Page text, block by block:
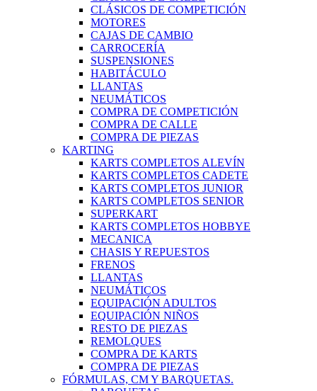
CLÁSICOS DE COMPETICIÓN
MOTORES
CAJAS DE CAMBIO
CARROCERÍA
SUSPENSIONES
HABITÁCULO
LLANTAS
NEUMÁTICOS
COMPRA DE COMPETICIÓN
COMPRA DE CALLE
COMPRA DE PIEZAS
KARTING
KARTS COMPLETOS ALEVÍN
KARTS COMPLETOS CADETE
KARTS COMPLETOS JUNIOR
KARTS COMPLETOS SENIOR
SUPERKART
KARTS COMPLETOS HOBBYE
MECANICA
CHASIS Y REPUESTOS
FRENOS
LLANTAS
NEUMÁTICOS
EQUIPACIÓN ADULTOS
EQUIPACIÓN NIÑOS
RESTO DE PIEZAS
REMOLQUES
COMPRA DE KARTS
COMPRA DE PIEZAS
FÓRMULAS, CM Y BARQUETAS.